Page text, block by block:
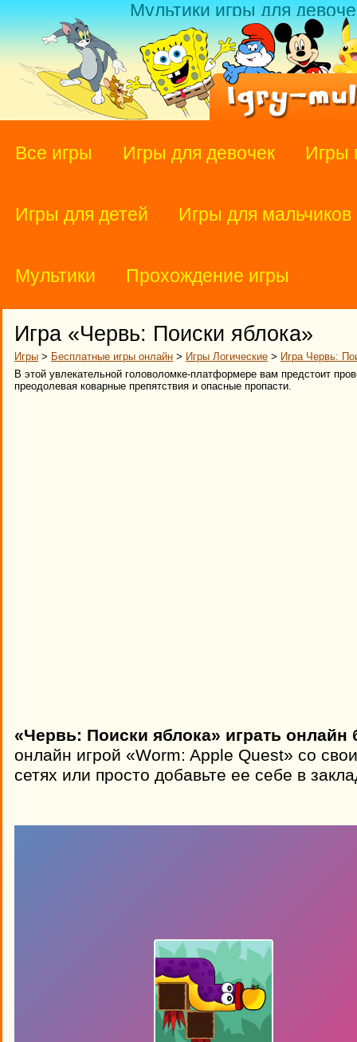
Мультики игры для
Все игры Игры для девочек Игры
Игры для детей Игры для мальчиков
Мультики Прохождение игры
Игра «Червь: Поиски яблока»
Игры > Бесплатные игры онлайн > Игры Логические > Игра Червь:
В этой увлекательной головоломке-платформере вам предстоит
преодолевая коварные препятствия и опасные пропасти.
«Червь: Поиски яблока» играть онлайн
онлайн игрой «Worm: Apple Quest» со
сетях или просто добавьте ее себе в